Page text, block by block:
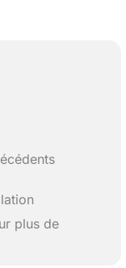
plus de